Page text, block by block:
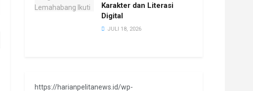
Karakter dan Literasi
Digital
JULI 18, 2026
https://harianpelitanews.id/wp-